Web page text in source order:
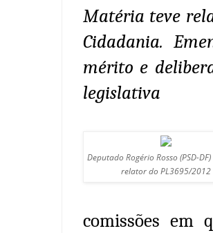
Matéria teve
Cidadania.
mérito e
legislativa
Deputado Rogério Rosso (PSD-
relator do PL3695/2012
comissões em